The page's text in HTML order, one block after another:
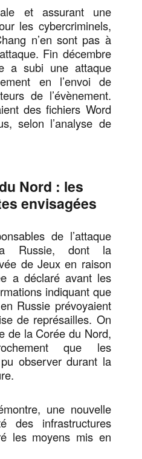
et assurant une
les cybercriminels,
n’en sont pas à
Fin décembre
a subi une attaque
en l’envoi de
de l’évènement.
des fichiers Word
selon l’analyse de
Nord : les
envisagées
de l’attaque
Russie, dont la
de Jeux en raison
a déclaré avant les
indiquant que
Russie prévoyaient
de représailles. On
de la Corée du Nord,
que les
observer durant la
une nouvelle
des infrastructures
les moyens mis en